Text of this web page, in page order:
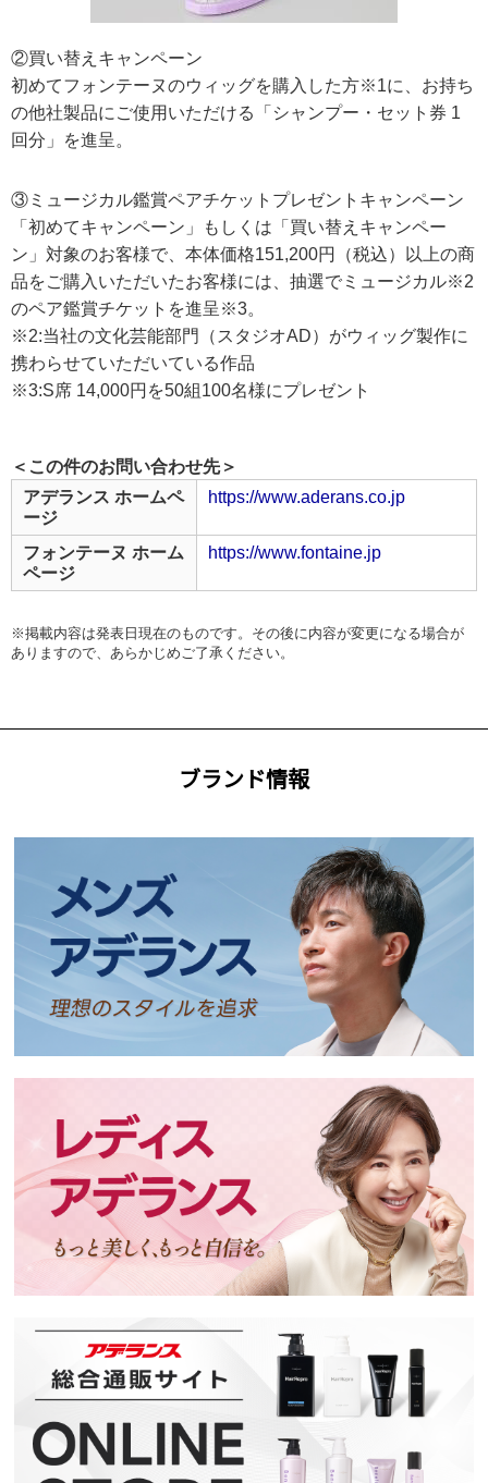
②買い替えキャンペーン
初めてフォンテーヌのウィッグを購入した方※1に、お持ち
の他社製品にご使用いただける「シャンプー・セット券 1
回分」を進呈。
③ミュージカル鑑賞ペアチケットプレゼントキャンペーン
「初めてキャンペーン」もしくは「買い替えキャンペー
ン」対象のお客様で、本体価格151,200円（税込）以上の商
品をご購入いただいたお客様には、抽選でミュージカル※2
のペア鑑賞チケットを進呈※3。
※2:当社の文化芸能部門（スタジオAD）がウィッグ製作に
携わらせていただいている作品
※3:S席 14,000円を50組100名様にプレゼント
＜この件のお問い合わせ先＞
アデランス ホームペ
ージ
https://www.aderans.co.jp
フォンテーヌ ホーム
ページ
https://www.fontaine.jp
※掲載内容は発表日現在のものです。その後に内容が変更になる場合が
ありますので、あらかじめご了承ください。
ブランド情報